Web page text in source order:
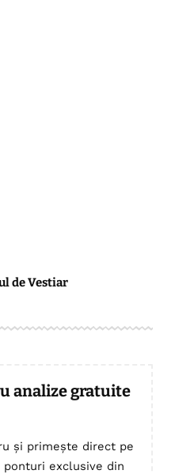
de Vestiar
analize gratuite
și primește direct pe
exclusive din